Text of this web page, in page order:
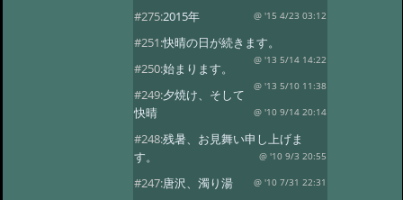
#275:2015年 @ '15 4/23 03:12
#251:快晴の日が続きます。
@ '13 5/14 14:22
#250:始まります。
@ '13 5/10 11:38
#249:夕焼け、そして
快晴
@ '10 9/14 20:14
#248:残暑、お見舞い申し上げま
す。
@ '10 9/3 20:55
#247:唐沢、濁り湯 @ '10 7/31 22:31